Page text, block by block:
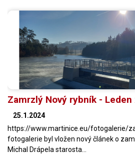
Zamrzlý Nový rybník - Leden
25.1.2024
https://www.martinice.eu/fotogalerie/
fotogalerie byl vložen nový článek o
Michal Drápela starosta…